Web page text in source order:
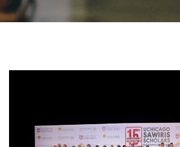
الإعلام
الطلاب
الدراسات العليا